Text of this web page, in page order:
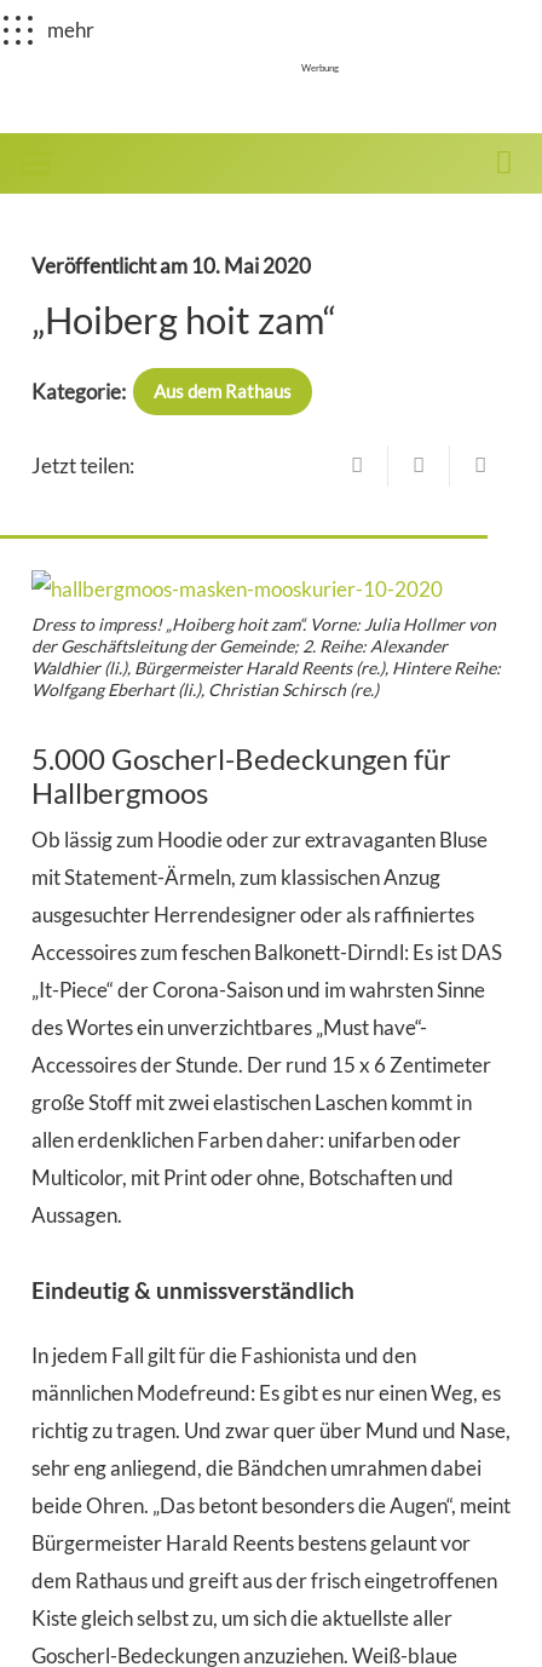
mehr
Werbung
Veröffentlicht am 10. Mai 2020
„Hoiberg hoit zam“
Kategorie: Aus dem Rathaus
Jetzt teilen:
Dress to impress! „Hoiberg hoit zam“. Vorne: Julia Hollmer von
der Geschäftsleitung der Gemeinde; 2. Reihe: Alexander
Waldhier (li.), Bürgermeister Harald Reents (re.), Hintere Reihe:
Wolfgang Eberhart (li.), Christian Schirsch (re.)
5.000 Goscherl-Bedeckungen für
Hallbergmoos
Ob lässig zum Hoodie oder zur extravaganten Bluse
mit Statement-Ärmeln, zum klassischen Anzug
ausgesuchter Herrendesigner oder als raffiniertes
Accessoires zum feschen Balkonett-Dirndl: Es ist DAS
„It-Piece“ der Corona-Saison und im wahrsten Sinne
des Wortes ein unverzichtbares „Must have“-
Accessoires der Stunde. Der rund 15 x 6 Zentimeter
große Stoff mit zwei elastischen Laschen kommt in
allen erdenklichen Farben daher: unifarben oder
Multicolor, mit Print oder ohne, Botschaften und
Aussagen.
Eindeutig & unmissverständlich
In jedem Fall gilt für die Fashionista und den
männlichen Modefreund: Es gibt es nur einen Weg, es
richtig zu tragen. Und zwar quer über Mund und Nase,
sehr eng anliegend, die Bändchen umrahmen dabei
beide Ohren. „Das betont besonders die Augen“, meint
Bürgermeister Harald Reents bestens gelaunt vor
dem Rathaus und greift aus der frisch eingetroffenen
Kiste gleich selbst zu, um sich die aktuellste aller
Goscherl-Bedeckungen anzuziehen. Weiß-blaue